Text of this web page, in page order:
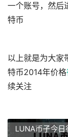
一个账号，然后
特币
以上就是为大家
特币2014年价格
续关注
LUNA币子今